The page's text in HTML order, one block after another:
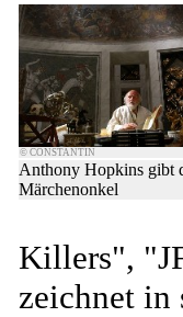
© CONSTANTIN
Anthony Hopkins gibt
Märchenonkel
Killers",
zeichnet in